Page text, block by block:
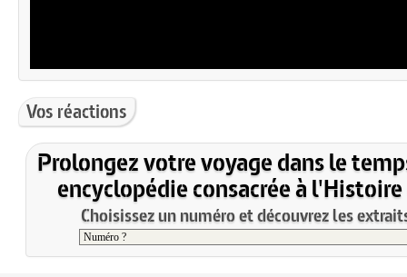
Vos réactions
Prolongez votre voyage dans le
encyclopédie consacrée à l'Histoire
Choisissez un numéro et découvrez les